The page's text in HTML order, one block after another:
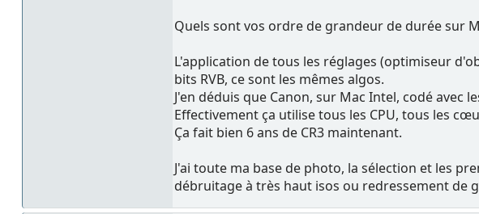
Quels sont vos ordre de grandeur de durée sur
L'application de tous les réglages (optimiseur
bits RVB, ce sont les mêmes algos.
J'en déduis que Canon, sur Mac Intel, codé avec
Effectivement ça utilise tous les CPU, tous les
Ça fait bien 6 ans de CR3 maintenant.
J'ai toute ma base de photo, la sélection et les
débruitage à très haut isos ou redressement de